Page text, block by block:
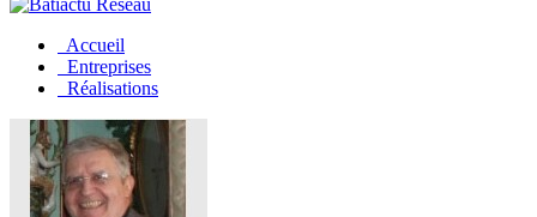
Accueil
Entreprises
Réalisations